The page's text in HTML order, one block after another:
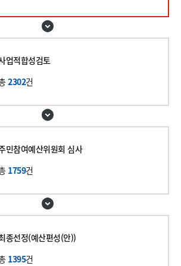
업적합성검토
2302건
민참여예산위원회 심사
1759건
종선정(예산편성(안))
1395건